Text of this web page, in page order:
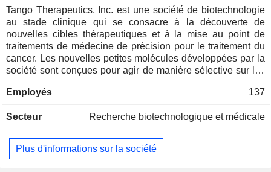
Tango Therapeutics, Inc. est une société de biotechnologie
au stade clinique qui se consacre à la découverte de
nouvelles cibles thérapeutiques et à la mise au point de
traitements de médecine de précision pour le traitement du
cancer. Les nouvelles petites molécules développées par la
société sont conçues pour agir de manière sélective sur les
spécifiques, en détruisant ces cellules tout en épargnant les
développement clinique de deux inhibiteurs sélectifs de la
phosphorylase (MTAP) : le vopimétostat (TNG462) pour les
cancers hors SNC, à la fois en monothérapie et en
Employés 137
Secteur Recherche biotechnologique et médicale
Plus d'informations sur la société